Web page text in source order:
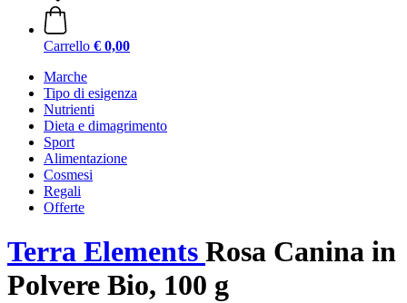
Carrello € 0,00
Marche
Tipo di esigenza
Nutrienti
Dieta e dimagrimento
Sport
Alimentazione
Cosmesi
Regali
Offerte
Terra Elements Rosa Canina in
Polvere Bio, 100 g